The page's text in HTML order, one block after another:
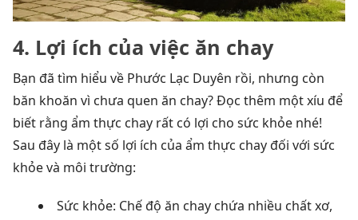
4. Lợi ích của việc ăn chay
Bạn đã tìm hiểu về Phước Lạc Duyên rồi, nhưng còn
băn khoăn vì chưa quen ăn chay? Đọc thêm một xíu để
biết rằng ẩm thực chay rất có lợi cho sức khỏe nhé!
Sau đây là một số lợi ích của ẩm thực chay đối với sức
khỏe và môi trường:
Sức khỏe: Chế độ ăn chay chứa nhiều chất xơ,